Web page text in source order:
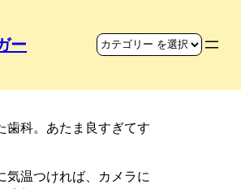
ー
歯科。あたま良すぎてす
気温つければ、カメラに